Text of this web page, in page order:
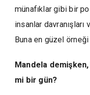
münafıklar gibi bir
insanlar davranışları
Buna en güzel
Mandela
mi bir gün?